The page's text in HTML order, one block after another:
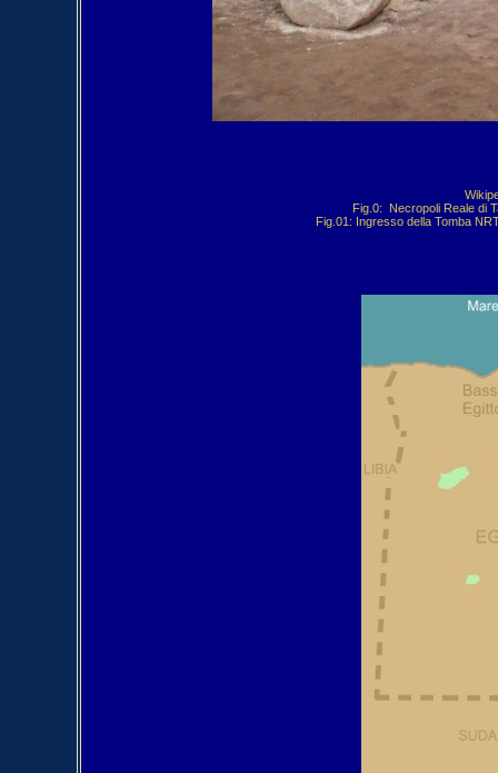
Fig.0:  Necropoli Reale di
Fig.01: Ingresso della Tomba